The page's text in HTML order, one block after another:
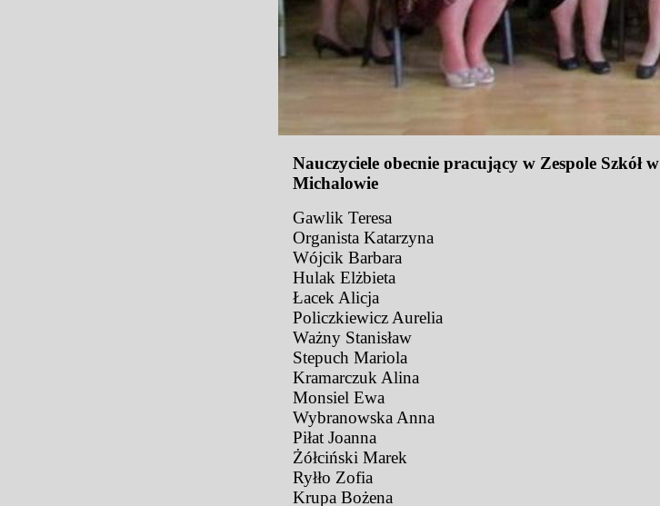
Nauczyciele obecnie pracujący w Zespole Szkół w
Michalowie
Gawlik Teresa
Organista Katarzyna
Wójcik Barbara
Hulak Elżbieta
Łacek Alicja
Policzkiewicz Aurelia
Ważny Stanisław
Stepuch Mariola
Kramarczuk Alina
Monsiel Ewa
Wybranowska Anna
Piłat Joanna
Żółciński Marek
Ryłło Zofia
Krupa Bożena